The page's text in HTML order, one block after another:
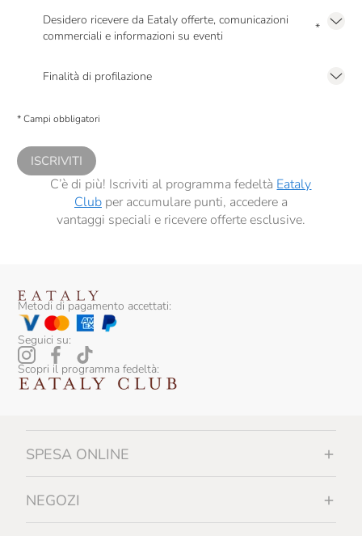
Desidero ricevere da Eataly offerte, comunicazioni
commerciali e informazioni su eventi
*
Finalità di profilazione
comunicazioni commerciali personalizzate, in caso di consenso prestato ai
* Campi obbligatori
ISCRIVITI
C’è di più! Iscriviti al programma fedeltà Eataly
Clubper accumulare punti, accedere a
vantaggi speciali e ricevere offerte esclusive.
Metodi di pagamento accettati:
Seguici su:
Scopri il programma fedeltà:
SPESA ONLINE
NEGOZI